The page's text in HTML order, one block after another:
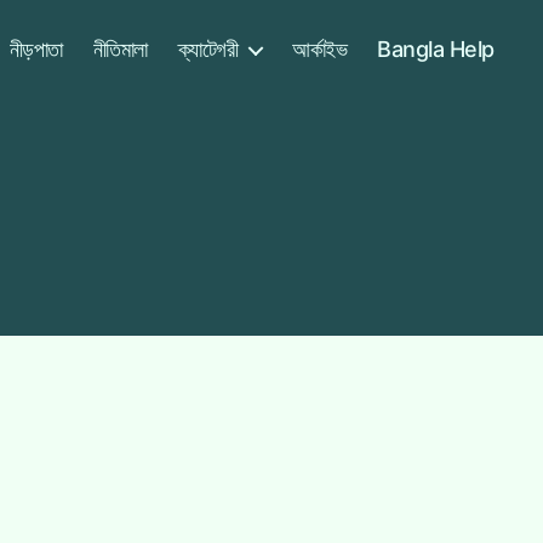
নীড়পাতা নীতিমালা ক্যাটেগরী আর্কাইভ Bangla Help